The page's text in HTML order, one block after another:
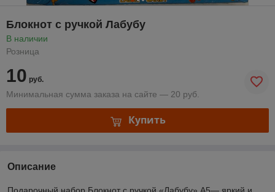
Блокнот с ручкой Лабубу
В наличии
Розница
10 руб.
Минимальная сумма заказа на сайте — 20 руб.
Купить
Описание
Подарочный набор Блокнот с ручкой «Лабубу» А5— яркий и